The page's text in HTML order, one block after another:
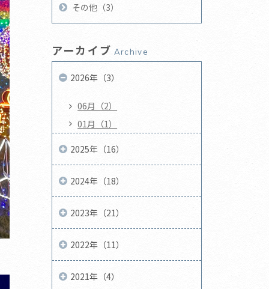
その他（3）
アーカイブ Archive
2026年（3）
06月（2）
01月（1）
2025年（16）
2024年（18）
2023年（21）
2022年（11）
2021年（4）